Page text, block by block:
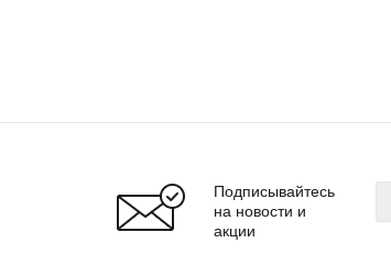
Подписывайтесь
на новости и
акции